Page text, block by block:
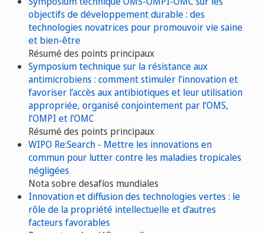
objectifs de développement durable : des
technologies novatrices pour promouvoir vie saine
et bien-être
Résumé des points principaux
Symposium technique sur la résistance aux
antimicrobiens : comment stimuler l’innovation et
favoriser l’accès aux antibiotiques et leur utilisation
appropriée, organisé conjointement par l’OMS,
l’OMPI et l’OMC
Résumé des points principaux
WIPO Re:Search - Mettre les innovations en
commun pour lutter contre les maladies tropicales
négligées
Nota sobre desafíos mundiales
Innovation et diffusion des technologies vertes : le
rôle de la propriété intellectuelle et d'autres
facteurs favorables